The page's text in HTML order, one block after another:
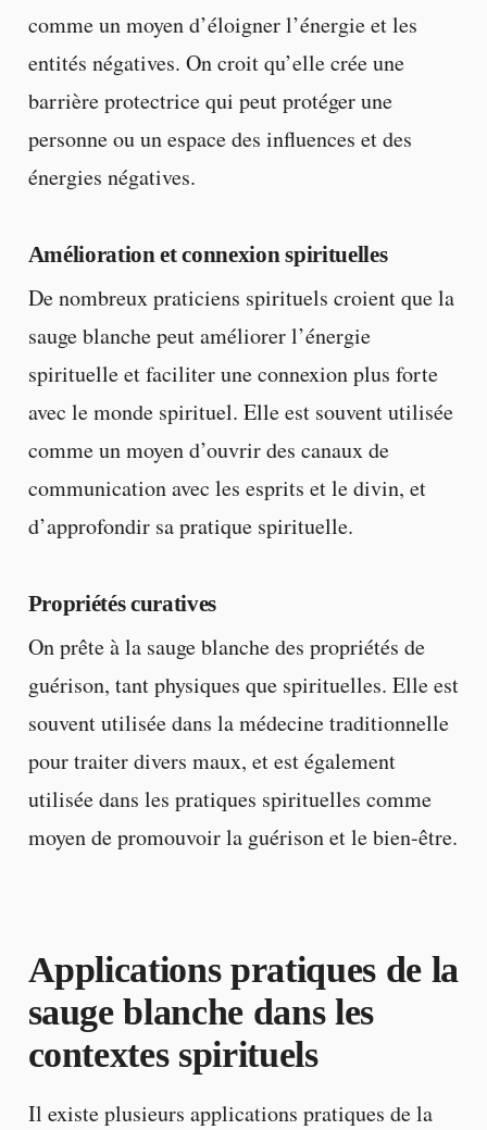
comme un moyen d’éloigner l’énergie et les
entités négatives. On croit qu’elle crée une
barrière protectrice qui peut protéger une
personne ou un espace des influences et des
énergies négatives.
Amélioration et connexion spirituelles
De nombreux praticiens spirituels croient que la
sauge blanche peut améliorer l’énergie
spirituelle et faciliter une connexion plus forte
avec le monde spirituel. Elle est souvent utilisée
comme un moyen d’ouvrir des canaux de
communication avec les esprits et le divin, et
d’approfondir sa pratique spirituelle.
Propriétés curatives
On prête à la sauge blanche des propriétés de
guérison, tant physiques que spirituelles. Elle est
souvent utilisée dans la médecine traditionnelle
pour traiter divers maux, et est également
utilisée dans les pratiques spirituelles comme
moyen de promouvoir la guérison et le bien-être.
Applications pratiques de la
sauge blanche dans les
contextes spirituels
Il existe plusieurs applications pratiques de la